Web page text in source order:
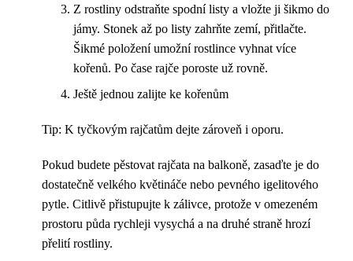
Z rostliny odstraňte spodní listy a vložte ji šikmo do
jámy. Stonek až po listy zahrňte zemí, přitlačte.
Šikmé položení umožní rostlince vyhnat více
kořenů. Po čase rajče poroste už rovně.
Ještě jednou zalijte ke kořenům
Tip: K tyčkovým rajčatům dejte zároveň i oporu.
Pokud budete pěstovat rajčata na balkoně, zasaďte je do
dostatečně velkého květináče nebo pevného igelitového
pytle. Citlivě přistupujte k zálivce, protože v omezeném
prostoru půda rychleji vysychá a na druhé straně hrozí
přelití rostliny.